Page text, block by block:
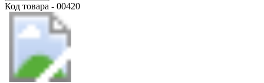
Код товара - 00420